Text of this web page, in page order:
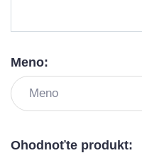
Meno:
Ohodnoťte produkt: